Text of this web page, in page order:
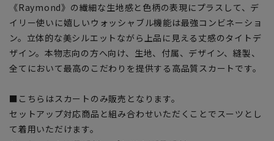
《Raymond》の繊細な生地感と色柄の表現にプラスして、デ
イリー使いに嬉しいウォッシャブル機能は最強コンビネーショ
ン。立体的な美シルエットながら上品に見える丈感のタイトデ
ザイン。本物志向の方へ向け、生地、付属、デザイン、縫製、
全てにおいて最高のこだわりを提供する高品質スカートです。
■こちらはスカートのみ販売となります。
セットアップ対応商品と組み合わせいただくことでスーツとし
て着用いただけます。